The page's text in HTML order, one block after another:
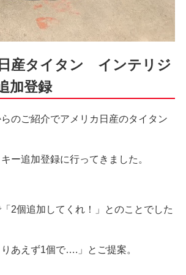
産タイタン インテリジ
加登録
のご紹介でアメリカ日産のタイタン
ー追加登録に行ってきました。
2個追加してくれ！」とのことでした
あえず1個で….」とご提案。